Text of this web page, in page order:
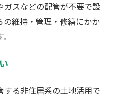
ガスなどの配管が不要で設
の維持・管理・修繕にかか
する非住居系の土地活用で